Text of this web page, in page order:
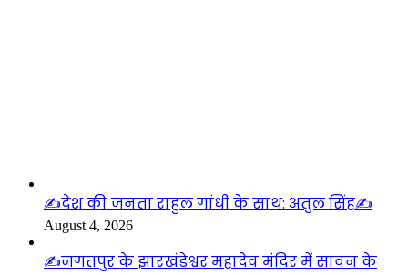
✍️देश की जनता राहुल गांधी के साथ: अतुल सिंह✍️
August 4, 2026
✍️जगतपुर के झारखंडेश्वर महादेव मंदिर में सावन के